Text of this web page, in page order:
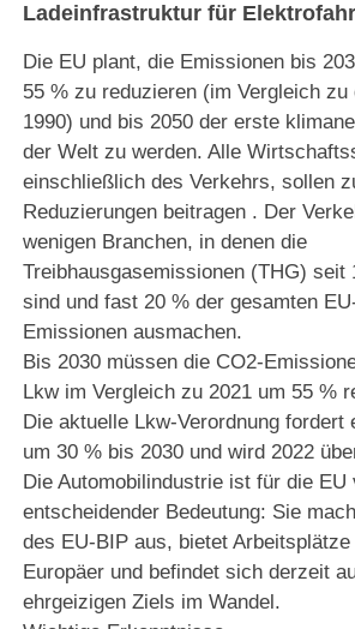
Ladeinfrastruktur für
Die EU plant, die Emissionen bis
55 % zu reduzieren (im Vergleich zu
1990) und bis 2050 der erste
der Welt zu werden. Alle
einschließlich des Verkehrs, sollen
Reduzierungen beitragen . Der
wenigen Branchen, in denen die
Treibhausgasemissionen (THG) seit
sind und fast 20 % der gesamten
Emissionen ausmachen.
Bis 2030 müssen die CO2-
Lkw im Vergleich zu 2021 um 55 %
Die aktuelle Lkw-Verordnung fordert
um 30 % bis 2030 und wird 2022
Die Automobilindustrie ist für die EU
entscheidender Bedeutung: Sie
des EU-BIP aus, bietet
Europäer und befindet sich derzeit
ehrgeizigen Ziels im Wandel.